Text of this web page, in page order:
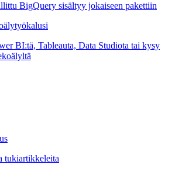
BigQuery sisältyy jokaiseen pakettiin
BI:tä, Tableauta, Data Studiota tai kysy
tukiartikkeleita